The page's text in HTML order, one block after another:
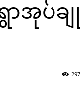
ာအုပ်ခ
297